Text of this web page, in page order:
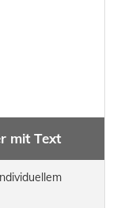
mit Text